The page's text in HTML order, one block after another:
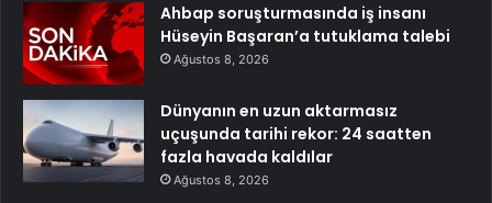
Ahbap soruşturmasında iş insanı
Hüseyin Başaran’a tutuklama talebi
Ağustos 8, 2026
Dünyanın en uzun aktarmasız
uçuşunda tarihi rekor: 24 saatten
fazla havada kaldılar
Ağustos 8, 2026